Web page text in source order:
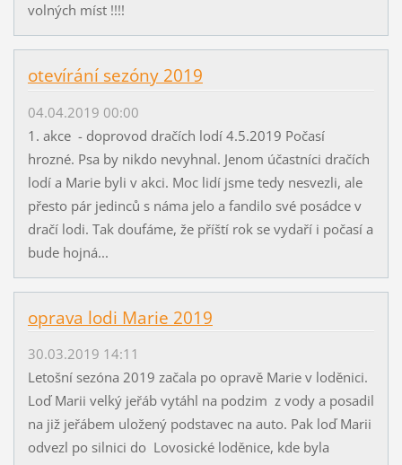
volných míst !!!!
otevírání sezóny 2019
04.04.2019 00:00
1. akce - doprovod dračích lodí 4.5.2019 Počasí
hrozné. Psa by nikdo nevyhnal. Jenom účastníci dračích
lodí a Marie byli v akci. Moc lidí jsme tedy nesvezli, ale
přesto pár jedinců s náma jelo a fandilo své posádce v
dračí lodi. Tak doufáme, že příští rok se vydaří i počasí a
bude hojná...
oprava lodi Marie 2019
30.03.2019 14:11
Letošní sezóna 2019 začala po opravě Marie v loděnici.
Loď Marii velký jeřáb vytáhl na podzim z vody a posadil
na již jeřábem uložený podstavec na auto. Pak loď Marii
odvezl po silnici do Lovosické loděnice, kde byla